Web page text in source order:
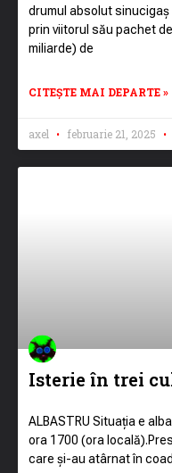
drumul absolut
prin viitorul său pachet
miliarde) de
CITEȘTE MAI DEPARTE »
axel februarie 21, 2025
Isterie în trei
ALBASTRU Situația e
ora 1700 (ora
care și-au atârnat în